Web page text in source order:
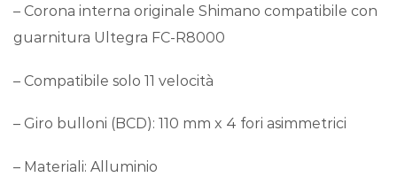
– Corona interna originale Shimano compatibile con
guarnitura Ultegra FC-R8000
– Compatibile solo 11 velocità
– Giro bulloni (BCD): 110 mm x 4 fori asimmetrici
– Materiali: Alluminio